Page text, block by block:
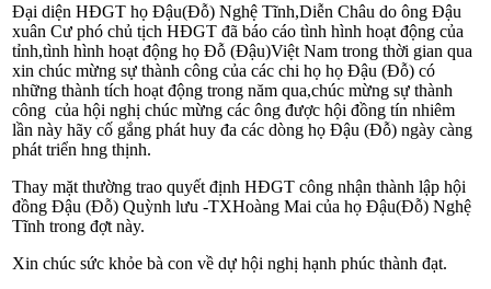
Đại diện HĐGT họ Đậu(Đỗ) Nghệ Tĩnh,Diễn Châu do ông Đậu
xuân Cư­ phó chủ tịch HĐGT đã báo cáo tình hình hoạt động của
tỉnh,tình hình hoạt động họ Đỗ (Đậu)Việt Nam trong thời gian qua
xin chúc mừng sự thành công của các chi họ họ Đậu (Đỗ) có
những thành tích hoạt động trong năm qua,chúc mừng sự thành
công của hội nghị chúc mừng các ông đư­ợc hội đồng tín nhiêm
lần này hãy cố gắng phát huy đ­a các dòng họ Đậu (Đỗ) ngày càng
phát triển h­ng thịnh.
Thay mặt th­ường trao quyết định HĐGT công nhận thành lập hội
đồng Đậu (Đỗ) Quỳnh lư­u -TXHoàng Mai của họ Đậu(Đỗ) Nghệ
Tĩnh trong đợt này.
Xin chúc sức khỏe bà con về dự hội nghị hạnh phúc thành đạt.